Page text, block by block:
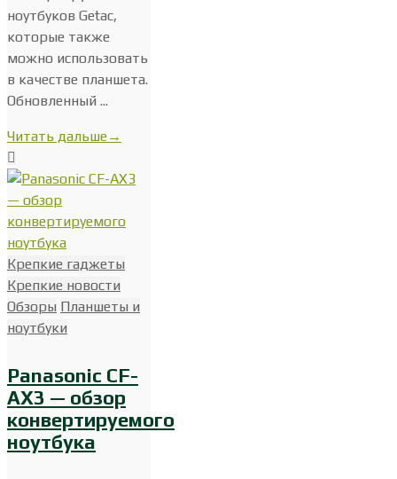
ноутбуков Getac,
которые также
можно использовать
в качестве планшета.
Обновленный ...
Читать дальше→
Крепкие гаджеты
Крепкие новости
Обзоры Планшеты и
ноутбуки
Panasonic CF-
AX3 — обзор
конвертируемого
ноутбука